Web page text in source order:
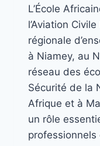
L’École
l’Aviation
régionale
à Niamey, au
réseau des
Sécurité de la
Afrique et à
un rôle
professionnels